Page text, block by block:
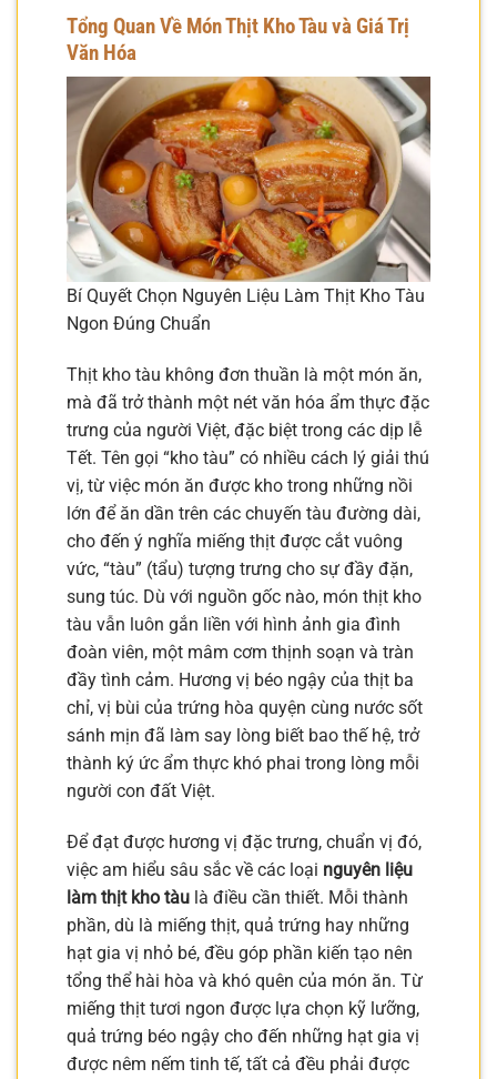
Tổng Quan Về Món Thịt Kho Tàu và Giá Trị
Văn Hóa
Bí Quyết Chọn Nguyên Liệu Làm Thịt Kho Tàu
Ngon Đúng Chuẩn
Thịt kho tàu không đơn thuần là một món ăn,
mà đã trở thành một nét văn hóa ẩm thực đặc
trưng của người Việt, đặc biệt trong các dịp lễ
Tết. Tên gọi “kho tàu” có nhiều cách lý giải thú
vị, từ việc món ăn được kho trong những nồi
lớn để ăn dần trên các chuyến tàu đường dài,
cho đến ý nghĩa miếng thịt được cắt vuông
vức, “tàu” (tẩu) tượng trưng cho sự đầy đặn,
sung túc. Dù với nguồn gốc nào, món thịt kho
tàu vẫn luôn gắn liền với hình ảnh gia đình
đoàn viên, một mâm cơm thịnh soạn và tràn
đầy tình cảm. Hương vị béo ngậy của thịt ba
chỉ, vị bùi của trứng hòa quyện cùng nước sốt
sánh mịn đã làm say lòng biết bao thế hệ, trở
thành ký ức ẩm thực khó phai trong lòng mỗi
người con đất Việt.
Để đạt được hương vị đặc trưng, chuẩn vị đó,
việc am hiểu sâu sắc về các loại nguyên liệu
làm thịt kho tàu là điều cần thiết. Mỗi thành
phần, dù là miếng thịt, quả trứng hay những
hạt gia vị nhỏ bé, đều góp phần kiến tạo nên
tổng thể hài hòa và khó quên của món ăn. Từ
miếng thịt tươi ngon được lựa chọn kỹ lưỡng,
quả trứng béo ngậy cho đến những hạt gia vị
được nêm nếm tinh tế, tất cả đều phải được